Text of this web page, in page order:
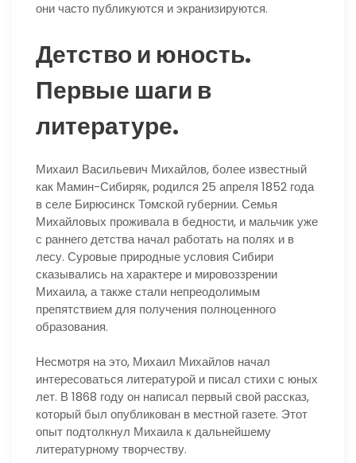
они часто публикуются и экранизируются.
Детство и юность.
Первые шаги в
литературе.
Михаил Васильевич Михайлов, более известный
как Мамин-Сибиряк, родился 25 апреля 1852 года
в селе Бирюсинск Томской губернии. Семья
Михайловых проживала в бедности, и мальчик уже
с раннего детства начал работать на полях и в
лесу. Суровые природные условия Сибири
сказывались на характере и мировоззрении
Михаила, а также стали непреодолимым
препятствием для получения полноценного
образования.
Несмотря на это, Михаил Михайлов начал
интересоваться литературой и писал стихи с юных
лет. В 1868 году он написал первый свой рассказ,
который был опубликован в местной газете. Этот
опыт подтолкнул Михаила к дальнейшему
литературному творчеству.